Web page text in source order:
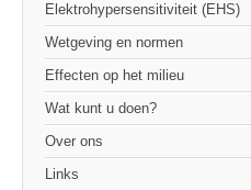
Elektrohypersensitiviteit (EHS)
Wetgeving en normen
Effecten op het milieu
Wat kunt u doen?
Over ons
Links